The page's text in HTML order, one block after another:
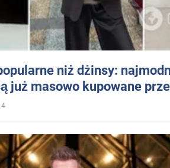
niż dżinsy:
już masowo kupowane
4